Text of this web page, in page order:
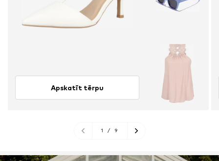
Apskatīt tērpu
1 / 9